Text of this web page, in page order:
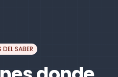
DEL SABER